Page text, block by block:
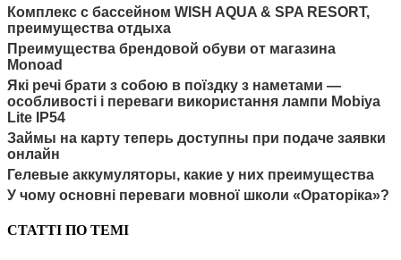
Комплекс с бассейном WISH AQUA & SPA RESORT,
преимущества отдыха
Преимущества брендовой обуви от магазина
Monoad
Які речі брати з собою в поїздку з наметами —
особливості і переваги використання лампи Mobiya
Lite IP54
Займы на карту теперь доступны при подаче заявки
онлайн
Гелевые аккумуляторы, какие у них преимущества
У чому основні переваги мовної школи «Ораторіка»?
СТАТТІ ПО ТЕМІ